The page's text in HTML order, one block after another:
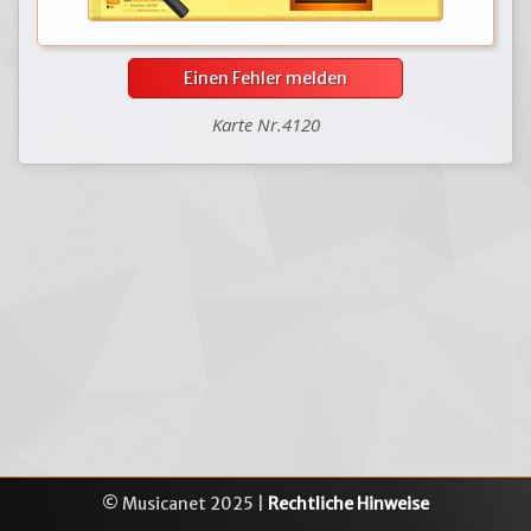
Einen Fehler melden
Karte Nr.4120
© Musicanet 2025 | Rechtliche Hinweise